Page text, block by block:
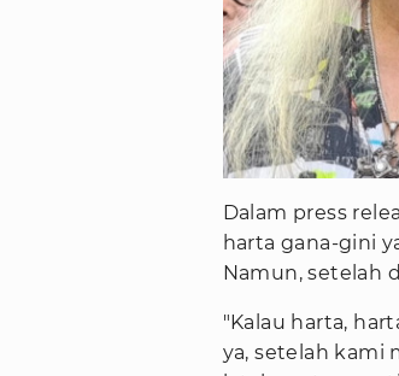
Dalam press
harta gana-gini
Namun, setelah
"Kalau harta,
ya, setelah kami